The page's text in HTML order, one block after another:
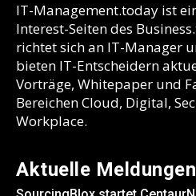
IT-Management.today ist
Interest-Seiten des
richtet sich an IT-Manager
bieten IT-Entscheidern
Vorträge, Whitepaper und
Bereichen Cloud, Digital,
Workplace.
Aktuelle Meldungen